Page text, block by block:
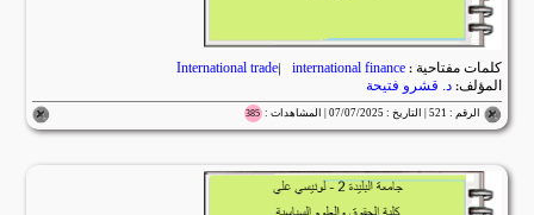
كلمات مفتاحية : International trade| international finance
المؤلف:د. قشرو فتيحة
الرقم : 521 | التاريخ : 07/07/2025 | المشاهدات : 385